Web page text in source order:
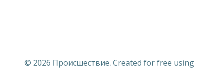
© 2026 Происшествие. Created for free using